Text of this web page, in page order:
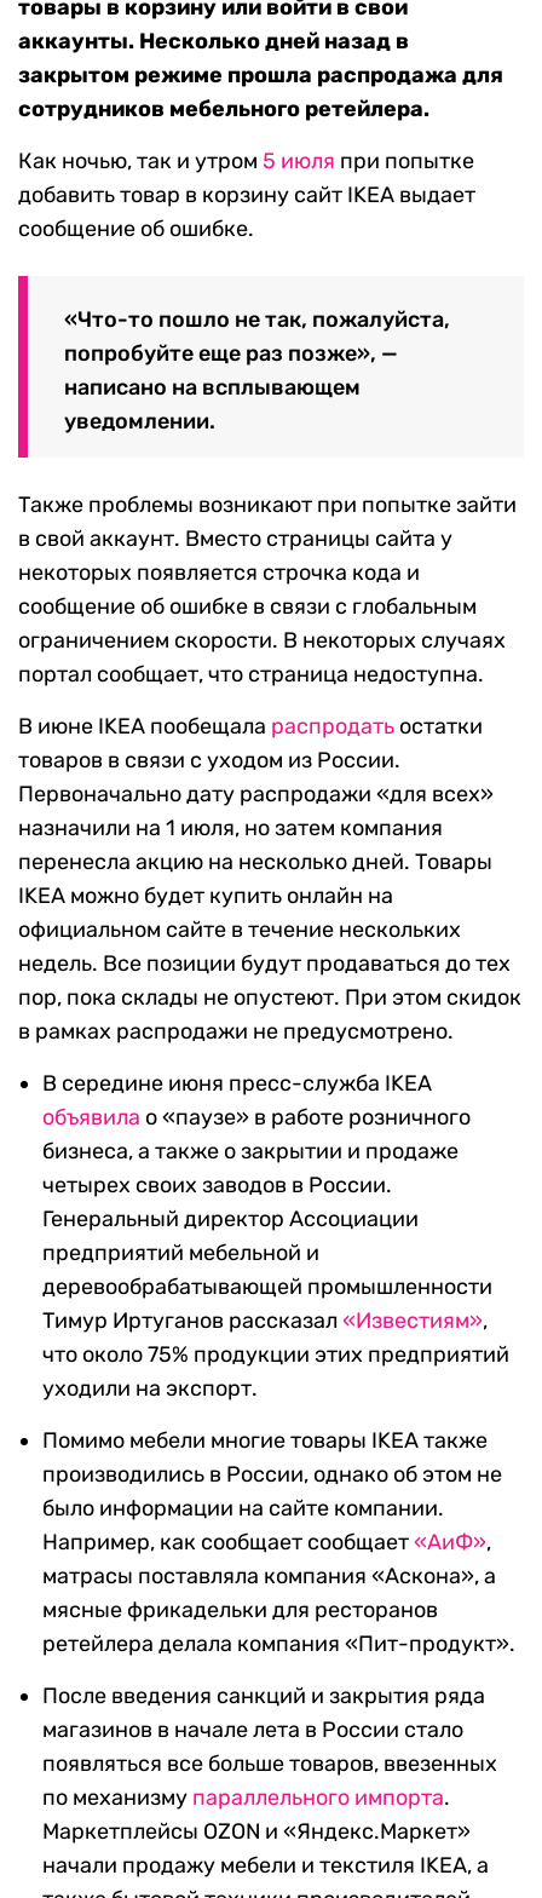
товары в корзину или войти в свои
аккаунты. Несколько дней назад в
закрытом режиме прошла распродажа для
сотрудников мебельного ретейлера.
Как ночью, так и утром 5 июля при попытке
добавить товар в корзину сайт IKEA выдает
сообщение об ошибке.
«Что-то пошло не так, пожалуйста,
попробуйте еще раз позже», —
написано на всплывающем
уведомлении.
Также проблемы возникают при попытке зайти
в свой аккаунт. Вместо страницы сайта у
некоторых появляется строчка кода и
сообщение об ошибке в связи с глобальным
ограничением скорости. В некоторых случаях
портал сообщает, что страница недоступна.
В июне IKEA пообещала распродать остатки
товаров в связи с уходом из России.
Первоначально дату распродажи «для всех»
назначили на 1 июля, но затем компания
перенесла акцию на несколько дней. Товары
IKEA можно будет купить онлайн на
официальном сайте в течение нескольких
недель. Все позиции будут продаваться до тех
пор, пока склады не опустеют. При этом скидок
в рамках распродажи не предусмотрено.
В середине июня пресс-служба IKEA
объявила о «паузе» в работе розничного
бизнеса, а также о закрытии и продаже
четырех своих заводов в России.
Генеральный директор Ассоциации
предприятий мебельной и
деревообрабатывающей промышленности
Тимур Иртуганов рассказал «Известиям»,
что около 75% продукции этих предприятий
уходили на экспорт.
Помимо мебели многие товары IKEA также
производились в России, однако об этом не
было информации на сайте компании.
Например, как сообщает сообщает«АиФ»,
матрасы поставляла компания «Аскона», а
мясные фрикадельки для ресторанов
ретейлера делала компания «Пит-продукт».
После введения санкций и закрытия ряда
магазинов в начале лета в России стало
появляться все больше товаров, ввезенных
по механизму параллельного импорта.
Маркетплейсы OZON и «Яндекс.Маркет»
начали продажу мебели и текстиля IKEA, а